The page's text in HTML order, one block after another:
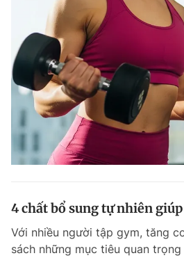
4 chất bổ sung tự nhiên
Với nhiều người tập gym, tăng
sách những mục tiêu quan